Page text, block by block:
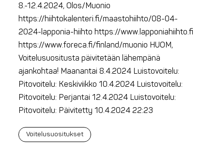
8.-12.4.2024, Olos/Muonio
https://hiihtokalenteri.fi/maastohiihto/08-04-
2024-lapponia-hiihto https://www.lapponiahiihto.fi
https://www.foreca.fi/finland/muonio HUOM,
Voitelusuositusta päivitetään lähempänä
ajankohtaa! Maanantai 8.4.2024 Luistovoitelu:
Pitovoitelu: Keskiviikko 10.4.2024 Luistovoitelu:
Pitovoitelu: Perjantai 12.4.2024 Luistovoitelu:
Pitovoitelu: Päivitetty 10.4.2024 22:23
Voitelusuositukset